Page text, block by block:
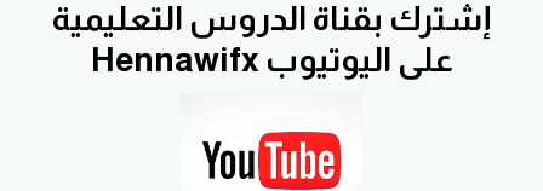
إشترك بقناة الدروس التعليمية
Hennawifx على اليوتيوب